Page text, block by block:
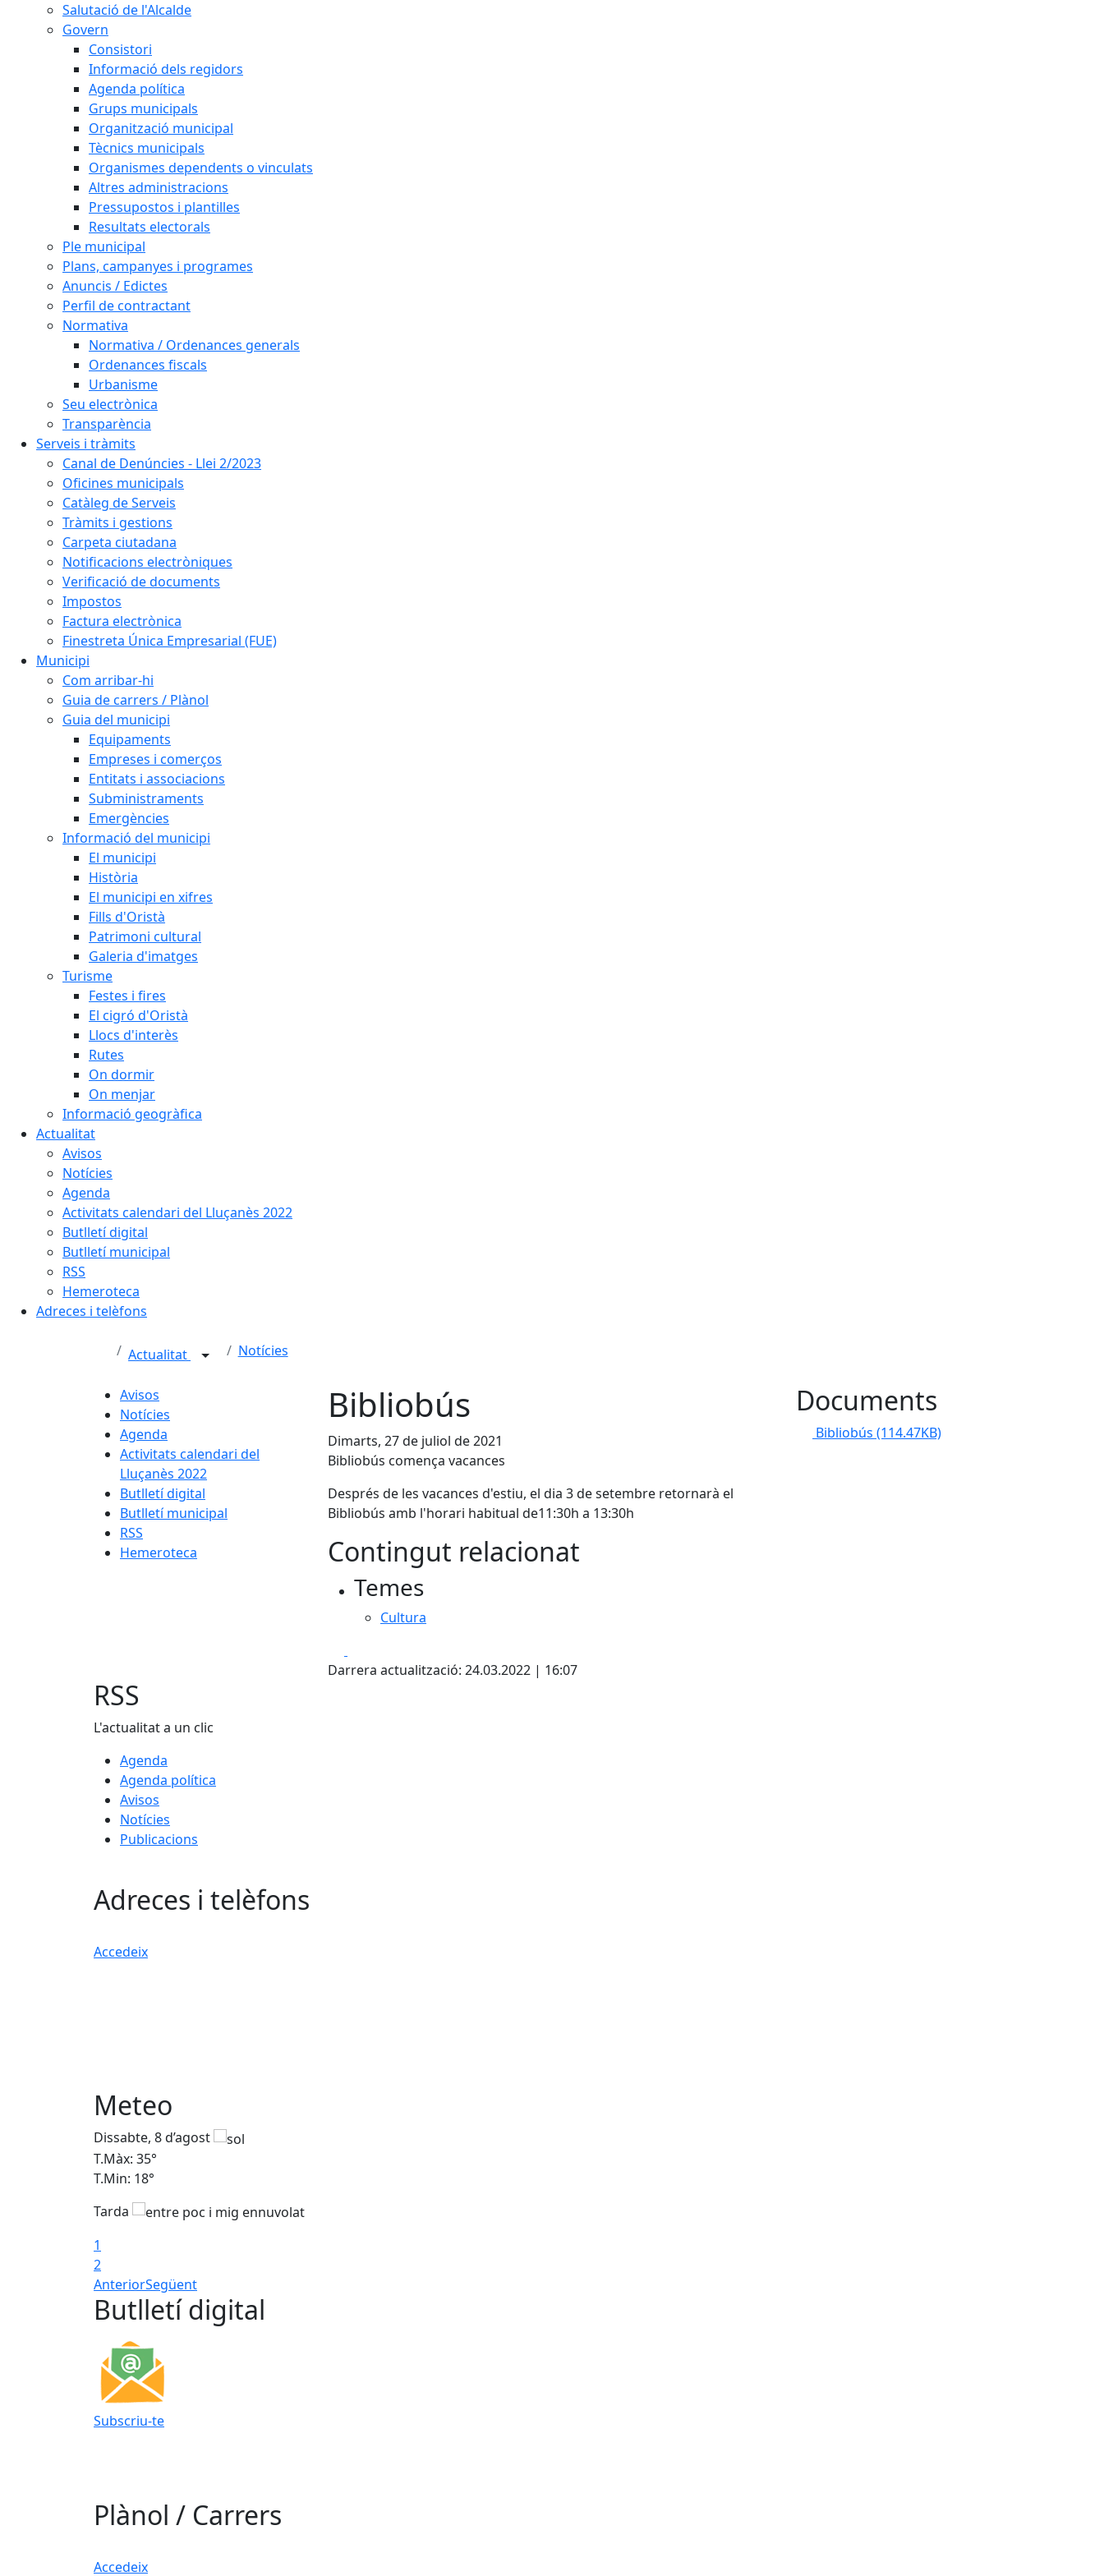
Salutació de l'Alcalde
Govern
Consistori
Informació dels regidors
Agenda política
Grups municipals
Organització municipal
Tècnics municipals
Organismes dependents o vinculats
Altres administracions
Pressupostos i plantilles
Resultats electorals
Ple municipal
Plans, campanyes i programes
Anuncis / Edictes
Perfil de contractant
Normativa
Normativa / Ordenances generals
Ordenances fiscals
Urbanisme
Seu electrònica
Transparència
Serveis i tràmits
Canal de Denúncies - Llei 2/2023
Oficines municipals
Catàleg de Serveis
Tràmits i gestions
Carpeta ciutadana
Notificacions electròniques
Verificació de documents
Impostos
Factura electrònica
Finestreta Única Empresarial (FUE)
Municipi
Com arribar-hi
Guia de carrers / Plànol
Guia del municipi
Equipaments
Empreses i comerços
Entitats i associacions
Subministraments
Emergències
Informació del municipi
El municipi
Història
El municipi en xifres
Fills d'Oristà
Patrimoni cultural
Galeria d'imatges
Turisme
Festes i fires
El cigró d'Oristà
Llocs d'interès
Rutes
On dormir
On menjar
Informació geogràfica
Actualitat
Avisos
Notícies
Agenda
Activitats calendari del Lluçanès 2022
Butlletí digital
Butlletí municipal
RSS
Hemeroteca
Adreces i telèfons
Actualitat Notícies
Avisos
Notícies
Agenda
Activitats calendari del
Lluçanès 2022
Butlletí digital
Butlletí municipal
RSS
Hemeroteca
Bibliobús
Dimarts, 27 de juliol de 2021
Bibliobús comença vacances
Després de les vacances d'estiu, el dia 3 de setembre retornarà el
Bibliobús amb l'horari habitual de11:30h a 13:30h
Contingut relacionat
Temes
Cultura
Darrera actualització: 24.03.2022 | 16:07
Documents
Bibliobús (114.47KB)
RSS
L'actualitat a un clic
Agenda
Agenda política
Avisos
Notícies
Publicacions
Adreces i telèfons
Accedeix
Meteo
Dissabte, 8 d’agost
T.Màx: 35°
T.Min: 18°
Tarda
1
2
AnteriorSegüent
Butlletí digital
Subscriu-te
Plànol / Carrers
Accedeix